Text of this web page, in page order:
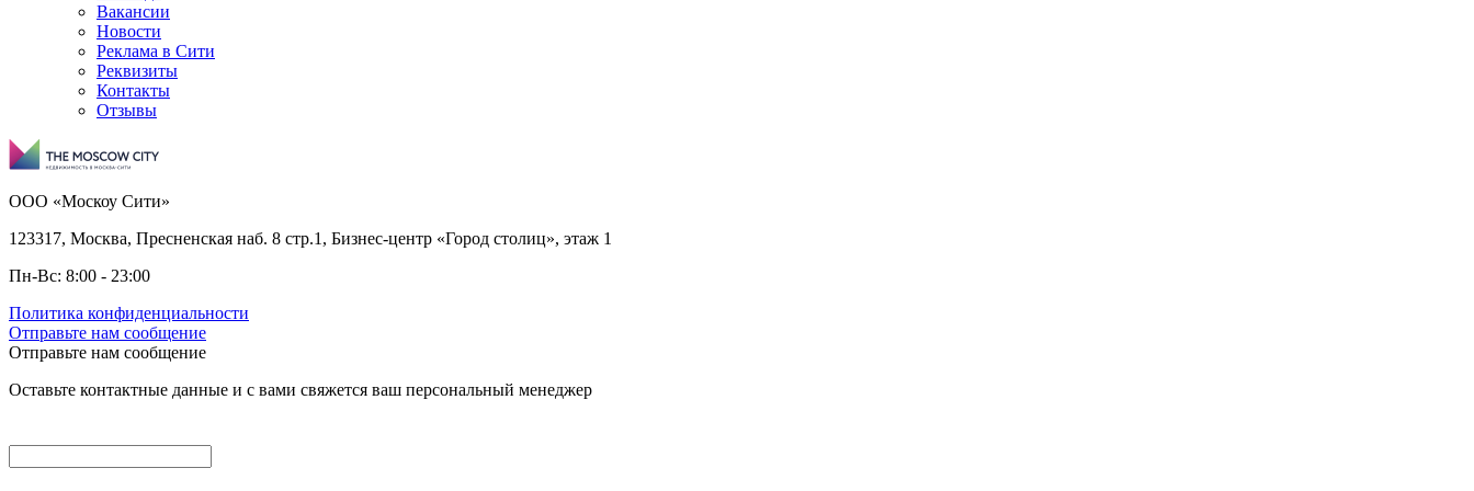
Вакансии
Новости
Реклама в Сити
Реквизиты
Контакты
Отзывы
ООО «Москоу Сити»
123317, Москва, Пресненская наб. 8 стр.1, Бизнес-центр «Город столиц», этаж 1
Пн-Вс: 8:00 - 23:00
Политика конфиденциальности
Отправьте нам сообщение
Отправьте нам сообщение
Оставьте контактные данные и с вами свяжется ваш персональный менеджер